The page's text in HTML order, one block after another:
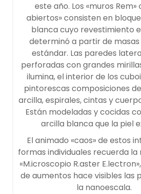
este año. Los «muros Rem»
abiertos» consisten en
blanca cuyo revestimiento
determinó a partir de masas
estándar. Las paredes
perforadas con grandes
ilumina, el interior de los
pintorescas composiciones
arcilla, espirales, cintas y
Están modeladas y cocidas
arcilla blanca que la piel
El animado «caos» de estos
formas individuales recuerda la
«M.icroscopio R.aster
de aumentos hace visibles las
la nanoescala.